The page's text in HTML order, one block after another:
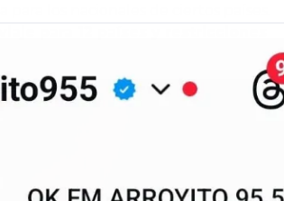
los nacionales de ciertos países.
para 12 países y restricciones